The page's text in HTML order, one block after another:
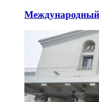
Международный